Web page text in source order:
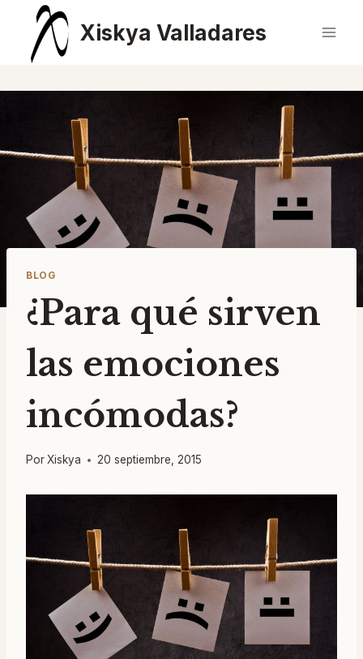
Saltar
contenido
Xiskya Valladares
BLOG
¿Para qué sirven
las emociones
incómodas?
PorXiskya 20 septiembre, 2015